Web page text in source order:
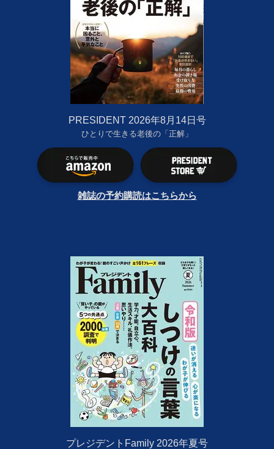
PRESIDENT 2026年8月14日号
ひとりで生きる老後の「正解」
雑誌の予約購読はこちらから
プレジデントFamily 2026年夏号